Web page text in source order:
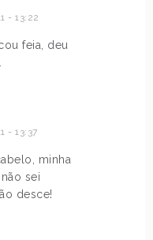
- 13:22
feia, deu
- 13:37
minha
sei
desce!